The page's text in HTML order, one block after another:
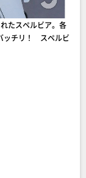
たスペルビア。各
ッチリ！ スペルビ